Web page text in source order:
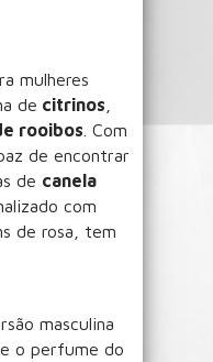
mulheres
de citrinos
rooibos . Com
de encontrar
de canela
com
de rosa, tem
masculina
o perfume do